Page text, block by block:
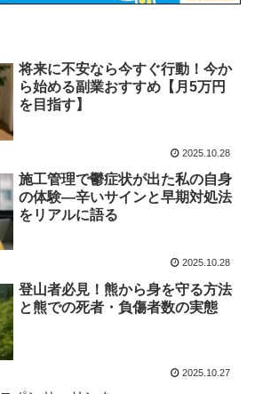
将来に不安なら今すぐ行動！今か
ら始める副業おすすめ【月5万円
を目指す】
2025.10.28
施工管理で鬱症状が出た私の自身
の体験—辛いサインと早期対処法
をリアルに語る
2025.10.28
登山者必見！熊から身を守る方法
と熊での死者・負傷者数の実態
2025.10.27